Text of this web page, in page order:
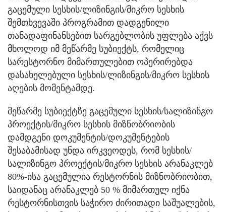
გაცემული სესხის/ლიზინგის/მიკრო სესხის
შემთხვევაში პროგრამით დადგენილი
თანადაფინანსებით სარგებლობის უფლება აქვს
მხოლოდ იმ მეწარმე სუბიექტს, რომელიც
სარესტორნო მიმართულებით ოპერირებდა
დასახელებული სესხის/ლიზინგის/მიკრო სესხის
აღების მომენტამდე.
მეწარმე სუბიექტზე გაცემული სესხის/სალიზინგო
პროექტის/მიკრო სესხის მიზნობრიობის
დამდგენი დოკუმენტის/დოკუმენტების
შესაბამისად უნდა ირკვეოდეს, რომ სესხის/
სალიზინგო პროექტის/მიკრო სესხის არანაკლებ
80%-ისა გაცემულია რესტორნის მიზნობრიობით,
საიდანაც არანაკლებ 50 % მიმართულ იქნა
რესტორნისთვის საჭირო ძირითადი საშუალების,